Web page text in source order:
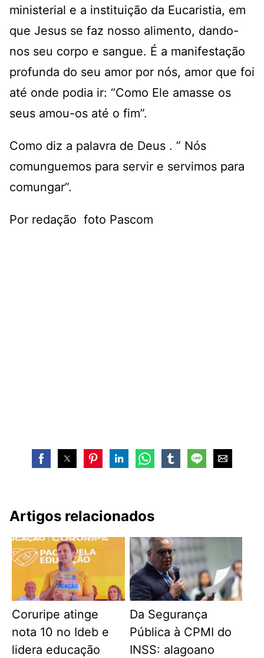
ministerial e a instituição da Eucaristia, em
que Jesus se faz nosso alimento, dando-
nos seu corpo e sangue. É a manifestação
profunda do seu amor por nós, amor que foi
até onde podia ir: “Como Ele amasse os
seus amou-os até o fim”.
Como diz a palavra de Deus . ” Nós
comunguemos para servir e servimos para
comungar”.
Por redação foto Pascom
Artigos relacionados
Coruripe atinge
nota 10 no Ideb e
lidera educação
Da Segurança
Pública à CPMI do
INSS: alagoano